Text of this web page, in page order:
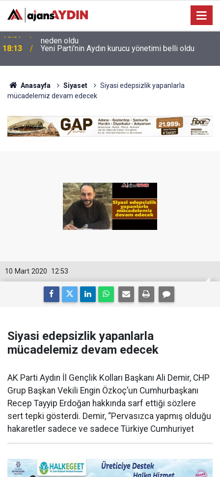
18:13 Yeni Parti'nin Aydın kurucu yönetimi belli oldu
Anasayfa Siyaset
Siyasi edepsizlik yapanlarla
mücadelemiz devam edecek
12:53
10 Mart 2020
Siyasi edepsizlik yapanlarla
mücadelemiz devam edecek
AK Parti Aydın İl Gençlik Kolları Başkanı Ali Demir, CHP
Grup Başkan Vekili Engin Özkoç’un Cumhurbaşkanı
Recep Tayyip Erdoğan hakkında sarf ettiği sözlere
sert tepki gösterdi. Demir, “Pervasızca yapmış olduğu
hakaretler sadece ve sadece Türkiye Cumhuriyet